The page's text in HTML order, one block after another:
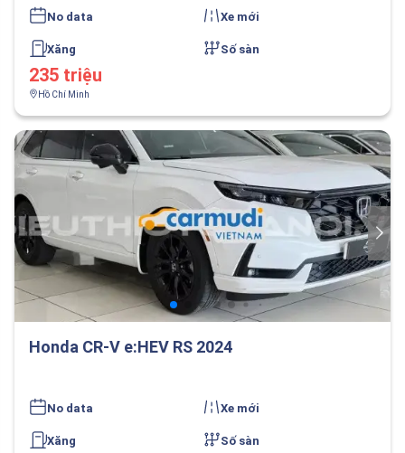
No data Xe mới
Xăng Số sàn
235 triệu
Hồ Chí Minh
Honda CR-V e:HEV RS 2024
No data Xe mới
Xăng Số sàn